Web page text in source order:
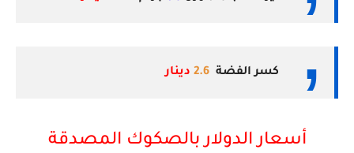
كسر الفضة 2.6 دينار
أسعار الدولار بالصكوك المصدقة